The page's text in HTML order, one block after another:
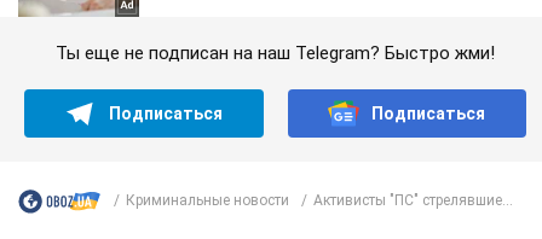
Ты еще не подписан на наш Telegram? Быстро жми!
Подписаться Подписаться
Криминальные новости Активисты "ПС" стрелявшие...